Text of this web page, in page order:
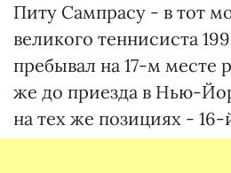
Питу Сампрасу - в тот
великого теннисиста
пребывал на 17-м месте
же до приезда в Нью-
на тех же позициях - 16-